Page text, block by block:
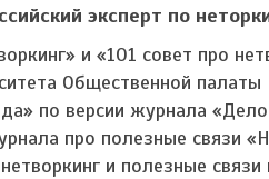
эксперт по
и «101 совет про
Общественной
по версии журнала
про полезные связи
и полезные